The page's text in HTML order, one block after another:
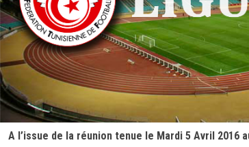
A l’issue de la réunion tenue le Mardi 5 Avril 2016